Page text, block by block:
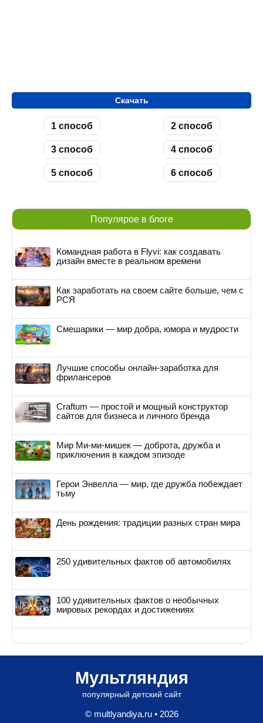
Скачать
1 способ 2 способ
3 способ 4 способ
5 способ 6 способ
Популярое в блоге
Командная работа в Flyvi: как создавать
дизайн вместе в реальном времени
Как заработать на своем сайте больше, чем с
РСЯ
Смешарики — мир добра, юмора и мудрости
Лучшие способы онлайн-заработка для
фрилансеров
Craftum — простой и мощный конструктор
сайтов для бизнеса и личного бренда
Мир Ми-ми-мишек — доброта, дружба и
приключения в каждом эпизоде
Герои Энвелла — мир, где дружба побеждает
тьму
День рождения: традиции разных стран мира
250 удивительных фактов об автомобилях
100 удивительных фактов о необычных
мировых рекордах и достижениях
Мультляндия
популярный детский сайт
© multlyandiya.ru • 2026